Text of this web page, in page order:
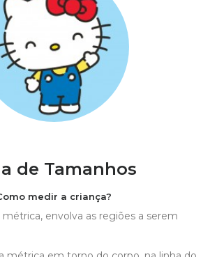
de Tamanhos
medir a criança?
envolva as regiões a serem